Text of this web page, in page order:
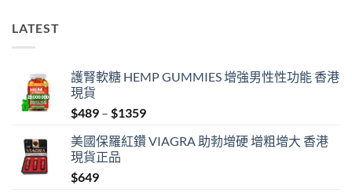
LATEST
護腎軟糖 HEMP GUMMIES 增強男性性功能 香港
現貨
$489 – $1359Price
$489
美國保羅紅鑽 VIAGRA 助勃增硬 增粗增大 香港
現貨正品
$649